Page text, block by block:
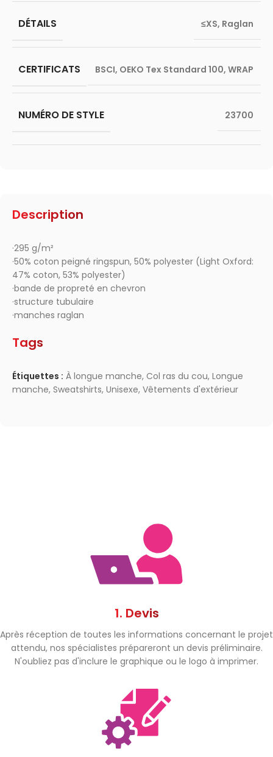
Description
·295 g/m²
·50% coton peigné ringspun, 50% polyester (Light Oxford:
47% coton, 53% polyester)
·bande de propreté en chevron
·structure tubulaire
·manches raglan
Tags
Étiquettes : À longue manche, Col ras du cou, Longue
manche, Sweatshirts, Unisexe, Vêtements d'extérieur
DÉTAILS ≤XS, Raglan
CERTIFICATS BSCI, OEKO Tex Standard 100, WRAP
NUMÉRO DE STYLE 23700
1. Devis
Après réception de toutes les informations concernant le projet
attendu, nos spécialistes prépareront un devis préliminaire.
N'oubliez pas d'inclure le graphique ou le logo à imprimer.